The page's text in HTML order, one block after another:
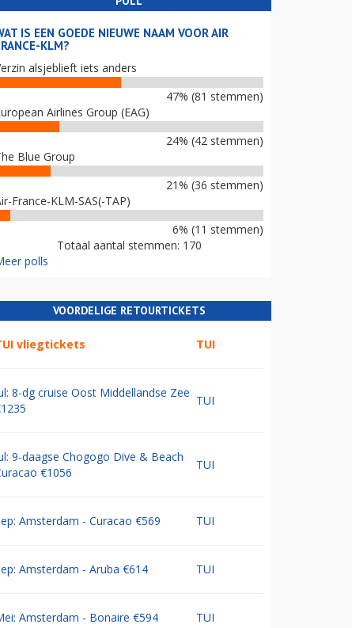
IS EEN GOEDE NIEUWE NAAM VOOR AIR
KLM?
alsjeblieft iets anders
47% (81 stemmen)
Airlines Group (EAG)
24% (42 stemmen)
Blue Group
21% (36 stemmen)
France-KLM-SAS(-TAP)
6% (11 stemmen)
Totaal aantal stemmen: 170
polls
VOORDELIGE RETOURTICKETS
vliegtickets TUI
8-dg cruise Oost Middellandse Zee
TUI
9-daagse Chogogo Dive & Beach
€1056
TUI
Amsterdam - Curacao €569 TUI
Amsterdam - Aruba €614 TUI
Amsterdam - Bonaire €594 TUI